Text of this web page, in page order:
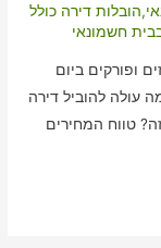
,הובלות דירה כולל
חשמונאי
ופורקים ביום
עולה להוביל דירה
טווח המחירים